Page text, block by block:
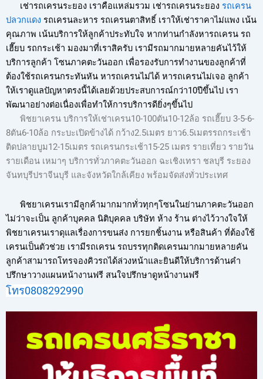
เช่ารถเครนระยอง เราคือแหล่มรวม เช่ารถเครนระยอง รถเครน
ปลวกแดง รถเครนละหาร รถเครนตาสิทธิ์ เราให้เช่าราคาไม่แพง เน้น
คุณภาพ เน้นบริการให้ลูกค้าประทับใจ หากท่านกำลังหารถเครน รถ
เฮี๊ยบ รถกระเช้า มองมาที่เราสิครับ เรามีรถมากมายหลายคันไว้ให้
บริการลูกค้า โซนภาคตะวันออก เพื่อรองรับการทำงานของลูกค้าที่
ต้องใช้รถเครนกระทันหัน หารถเครนไม่ได้ หารถเครนไม่เจอ ลูกค้า
ให้เราดูแลปัญหาตรงนี้ได้เลยด้วยประสบการณ์กว่า10ปีขึ้นไป เรา
พัฒนาอย่างต่อเนื่องเพื่อทำให้การบริการดียิ่งๆขึ้นไป
พิชยาเครน บริการให้เช่าเครน10-100ตัน10-12ล้อ รถเฮี๊ยบ 3-5-6-
8ตัน6-10ล้อ กระบะเปิดข้างได้ กว้าง2.5เมตร ยาว6.5เมตรรถกระเช้า
ติดปลายบูม12-15เมตร รถเครนกระเช้า15-25 เมตร รายเที่ยว รายวัน
รายเดือน เหมาๆ บริการทั่วภาคตะวันออก ฉะเชิงเทรา ชลบุรี ระยอง
จันทบุรีปราจีนบุรี และจังหวัดใกล้เคียง พร้อมจัดส่งทั่วประเทศ
พิชยาเครนเรามีลูกค้ามากมากทั่วทุกๆโซนในย่านภาคตะวันออก
ไม่ว่าจะเป็น ลูกค้าบุคคล นิติบุคคล บริษัท ห้าง ร้าน ต่างไว้วางใจให้
พิชยาเครนเราดุแลเรื่องการขนส่ง การยกชิ้นงาน หรือสินค้า ที่ต้องใช้
เครนเป็นตัวช่วย เรามีรถเครน รถบรรทุกติดเครนมากมายหลายคัน
ลูกค้าสามารถโทรจองคิวรถได้ล่วงหน้าและยินดีให้บริการด้านคำ
ปรึกษาวางแผนหน้างานฟรี สนใจปรึกษาดูหน้างานฟรี
โทร0808292990